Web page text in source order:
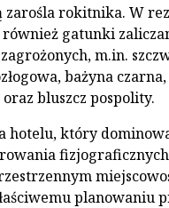
zarośla rokitnika. W
gatunki
m.in.
bażyna
bluszcz pospolity.
hotelu, który
planowaniu